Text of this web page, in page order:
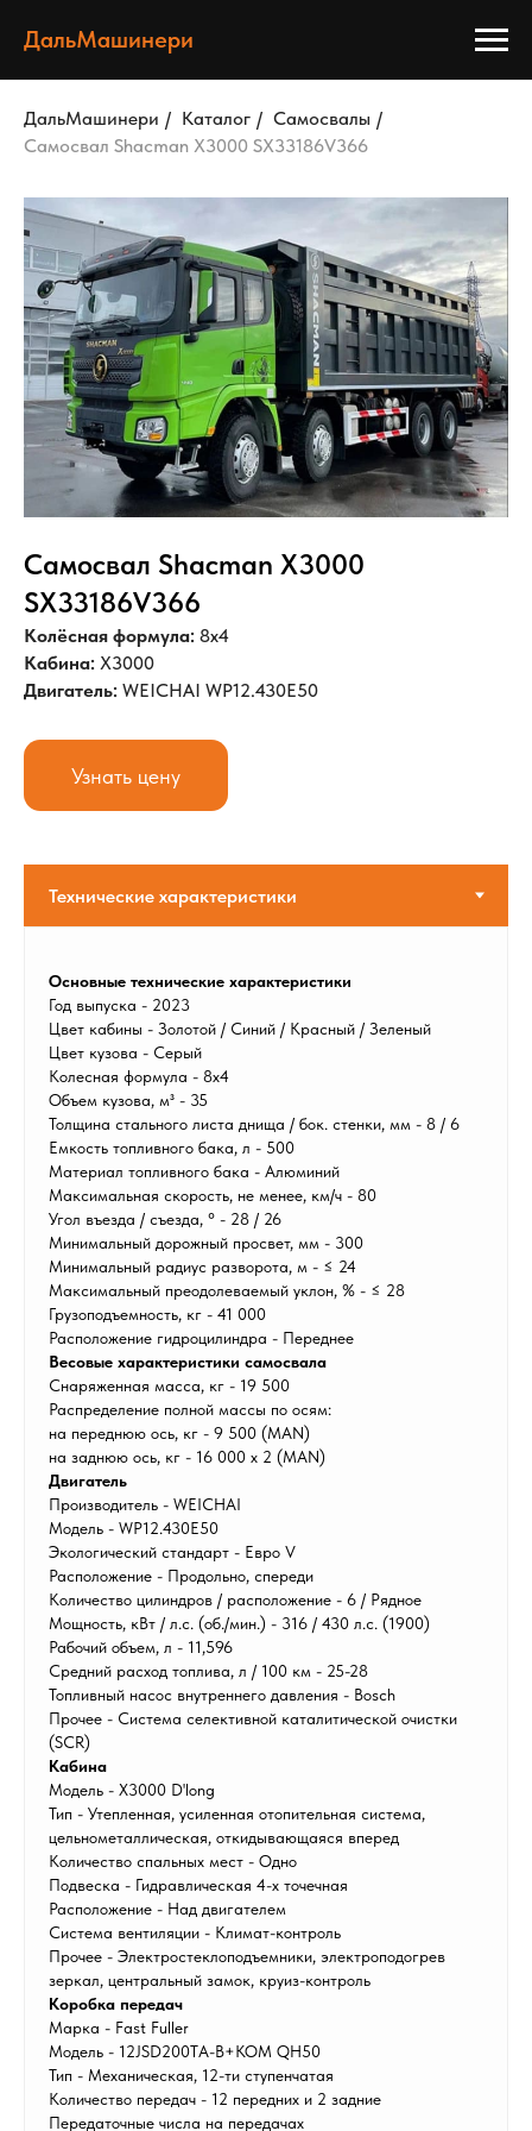
ДальМашинери
ДальМашинери / Каталог / Самосвалы /
Самосвал Shacman X3000 SX33186V366
Самосвал Shacman X3000
SX33186V366
Колёсная формула: 8x4
Кабина: X3000
Двигатель: WEICHAI WP12.430E50
Узнать цену
Основные технические характеристики
Год выпуска - 2023
Цвет кабины - Золотой / Синий / Красный / Зеленый
Цвет кузова - Серый
Колесная формула - 8х4
Объем кузова, м³ - 35
Толщина стального листа днища / бок. стенки, мм - 8 / 6
Емкость топливного бака, л - 500
Материал топливного бака - Алюминий
Максимальная скорость, не менее, км/ч - 80
Угол въезда / съезда, ° - 28 / 26
Минимальный дорожный просвет, мм - 300
Минимальный радиус разворота, м - ≤ 24
Максимальный преодолеваемый уклон, % - ≤ 28
Грузоподъемность, кг - 41 000
Расположение гидроцилиндра - Переднее
Весовые характеристики самосвала
Снаряженная масса, кг - 19 500
Распределение полной массы по осям:
на переднюю ось, кг - 9 500 (MAN)
на заднюю ось, кг - 16 000 х 2 (MAN)
Двигатель
Производитель - WEICHAI
Модель - WP12.430E50
Экологический стандарт - Евро V
Расположение - Продольно, спереди
Количество цилиндров / расположение - 6 / Рядное
Мощность, кВт / л.с. (об./мин.) - 316 / 430 л.с. (1900)
Рабочий объем, л - 11,596
Средний расход топлива, л / 100 км - 25-28
Топливный насос внутреннего давления - Bosch
Прочее - Система селективной каталитической очистки
(SCR)
Кабина
Модель - X3000 D'long
Тип - Утепленная, усиленная отопительная система,
цельнометаллическая, откидывающаяся вперед
Количество спальных мест - Одно
Подвеска - Гидравлическая 4-х точечная
Расположение - Над двигателем
Система вентиляции - Климат-контроль
Прочее - Электростеклоподъемники, электроподогрев
зеркал, центральный замок, круиз-контроль
Коробка передач
Марка - Fast Fuller
Модель - 12JSD200TA-B+КОМ QH50
Тип - Механическая, 12-ти ступенчатая
Количество передач - 12 передних и 2 задние
Передаточные числа на передачах